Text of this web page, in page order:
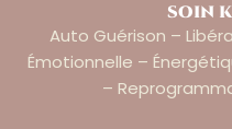
soin
Auto Guérison –
Émotionnelle –
–